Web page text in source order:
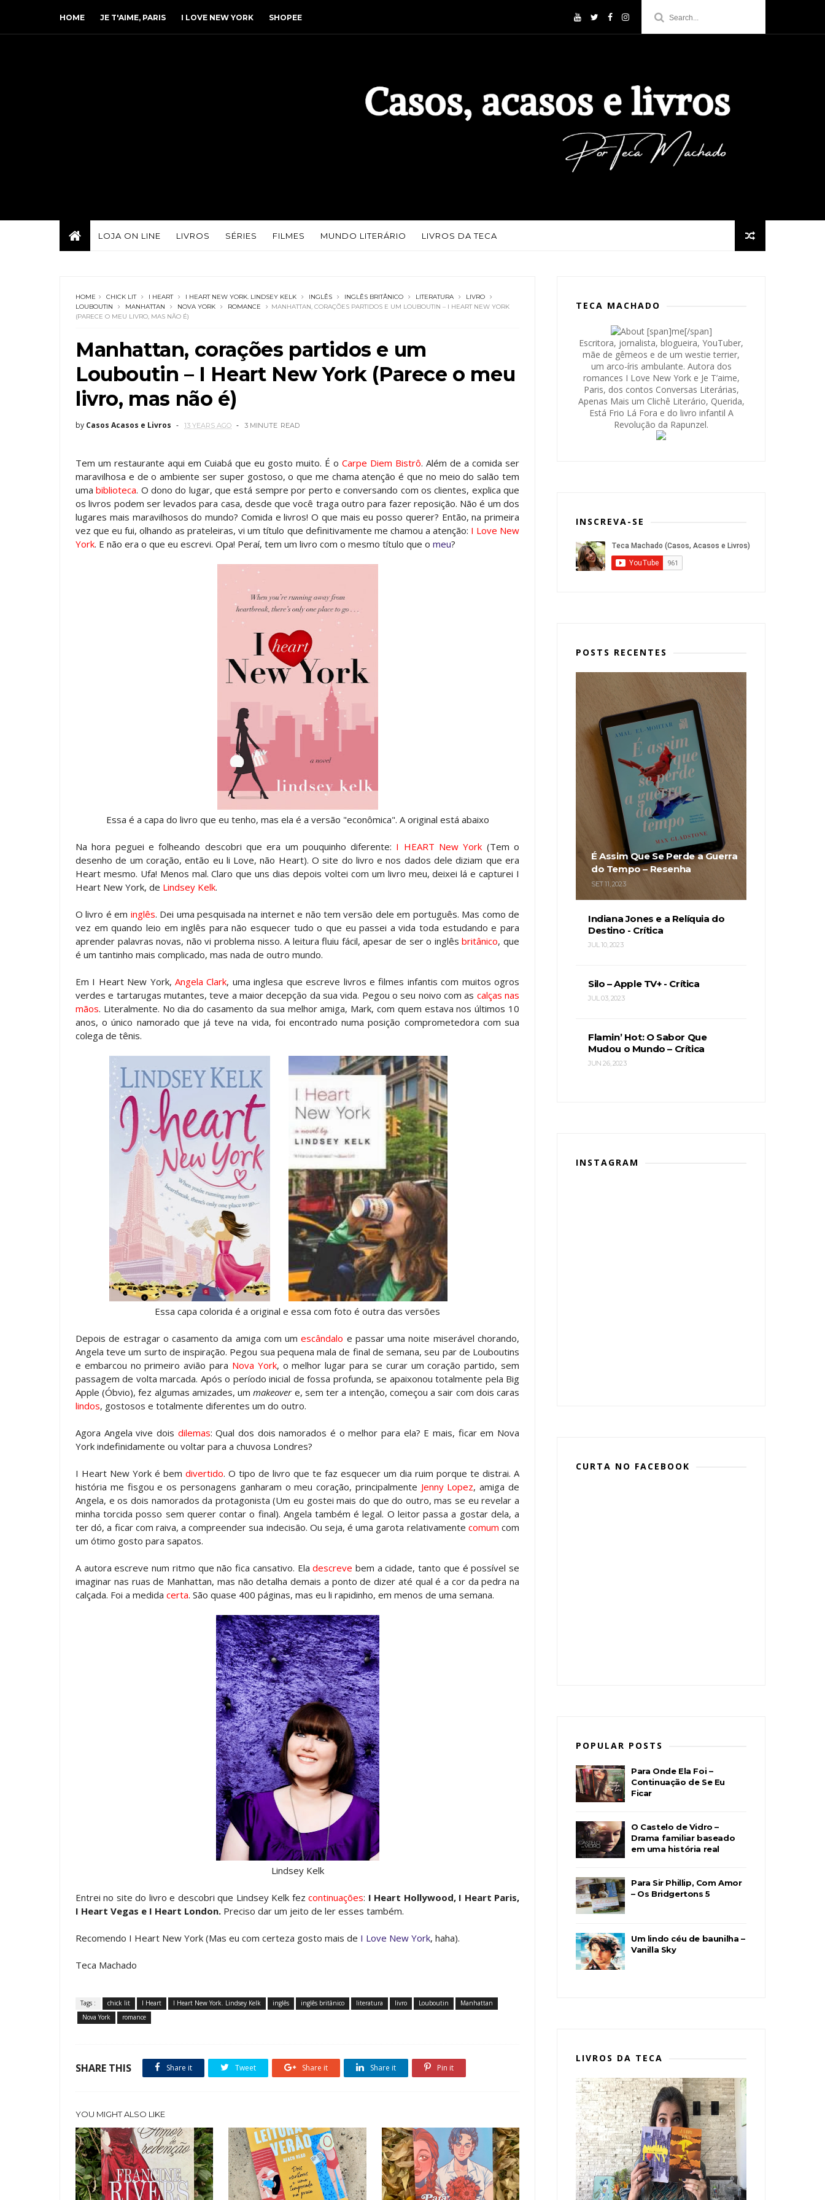
HOME JE T'AIME, PARIS I LOVE NEW YORK SHOPEE
LOJA ON LINE LIVROS SÉRIES FILMES MUNDO LITERÁRIO LIVROS DA TECA
HOME CHICK LIT I HEART I HEART NEW YORK. LINDSEY KELK INGLÊS INGLÊS BRITÂNICO LITERATURA
LIVRO
LOUBOUTIN
MANHATTAN NOVA YORK ROMANCE
MANHATTAN, CORAÇÕES PARTIDOS E UM LOUBOUTIN – I HEART NEW YORK
(PARECE O MEU LIVRO, MAS NÃO É)
Manhattan, corações partidos e um
Louboutin – I Heart New York (Parece o meu
livro, mas não é)
by Casos Acasos e Livros 13 YEARS AGO 3 MINUTE READ
Tem um restaurante aqui em Cuiabá que eu gosto muito. É o Carpe Diem Bistrô. Além de a comida ser
maravilhosa e de o ambiente ser super gostoso, o que me chama atenção é que no meio do salão tem
umabiblioteca. O dono do lugar, que está sempre por perto e conversando com os clientes, explica que
os livros podem ser levados para casa, desde que você traga outro para fazer reposição. Não é um dos
lugares mais maravilhosos do mundo? Comida e livros! O que mais eu posso querer? Então, na primeira
vez que eu fui, olhando as prateleiras, vi um título que definitivamente me chamou a atenção: I Love New
York. E não era o que eu escrevi. Opa! Peraí, tem um livro com o mesmo título que o meu?
Essa é a capa do livro que eu tenho, mas ela é a versão "econômica". A original está abaixo
Na hora peguei e folheando descobri que era um pouquinho diferente: I HEART New York (Tem o
desenho de um coração, então eu li Love, não Heart). O site do livro e nos dados dele diziam que era
Heart mesmo. Ufa! Menos mal. Claro que uns dias depois voltei com um livro meu, deixei lá e capturei I
Heart New York, de Lindsey Kelk.
O livro é em inglês. Dei uma pesquisada na internet e não tem versão dele em português. Mas como de
vez em quando leio em inglês para não esquecer tudo o que eu passei a vida toda estudando e para
aprender palavras novas, não vi problema nisso. A leitura fluiu fácil, apesar de ser o inglês britânico, que
é um tantinho mais complicado, mas nada de outro mundo.
Em I Heart New York,Angela Clark, uma inglesa que escreve livros e filmes infantis com muitos ogros
verdes e tartarugas mutantes, teve a maior decepção da sua vida. Pegou o seu noivo com as calças nas
mãos. Literalmente. No dia do casamento da sua melhor amiga, Mark, com quem estava nos últimos 10
anos, o único namorado que já teve na vida, foi encontrado numa posição comprometedora com sua
colega de tênis.
Essa capa colorida é a original e essa com foto é outra das versões
Depois de estragar o casamento da amiga com umescândalo e passar uma noite miserável chorando,
Angela teve um surto de inspiração. Pegou sua pequena mala de final de semana, seu par de Louboutins
e embarcou no primeiro avião para Nova York, o melhor lugar para se curar um coração partido, sem
passagem de volta marcada. Após o período inicial de fossa profunda, se apaixonou totalmente pela Big
Apple (Óbvio), fez algumas amizades, ummakeovere, sem ter a intenção, começou a sair com dois caras
lindos, gostosos e totalmente diferentes um do outro.
Agora Angela vive dois dilemas: Qual dos dois namorados é o melhor para ela? E mais, ficar em Nova
York indefinidamente ou voltar para a chuvosa Londres?
I Heart New York é bem divertido. O tipo de livro que te faz esquecer um dia ruim porque te distrai. A
história me fisgou e os personagens ganharam o meu coração, principalmente Jenny Lopez, amiga de
Angela, e os dois namorados da protagonista (Um eu gostei mais do que do outro, mas se eu revelar a
minha torcida posso sem querer contar o final). Angela também é legal. O leitor passa a gostar dela, a
ter dó, a ficar com raiva, a compreender sua indecisão. Ou seja, é uma garota relativamente comum com
um ótimo gosto para sapatos.
A autora escreve num ritmo que não fica cansativo. Eladescreve bem a cidade, tanto que é possível se
imaginar nas ruas de Manhattan, mas não detalha demais a ponto de dizer até qual é a cor da pedra na
calçada. Foi a medida certa. São quase 400 páginas, mas eu li rapidinho, em menos de uma semana.
Lindsey Kelk
Entrei no site do livro e descobri que Lindsey Kelk fezcontinuações: I Heart Hollywood, I Heart Paris,
I Heart Vegas e I Heart London. Preciso dar um jeito de ler esses também.
Recomendo I Heart New York (Mas eu com certeza gosto mais de I Love New York, haha).
Teca Machado
Tags : chick lit I Heart I Heart New York. Lindsey Kelk inglês inglês britânico literatura livro Louboutin
Manhattan
Nova York
romance
SHARE THIS Share it Tweet Share it Share it Pin it
YOU MIGHT ALSO LIKE
TECA MACHADO
Escritora, jornalista, blogueira, YouTuber,
mãe de gêmeos e de um westie terrier,
um arco-íris ambulante. Autora dos
romances I Love New York e Je T’aime,
Paris, dos contos Conversas Literárias,
Apenas Mais um Clichê Literário, Querida,
Está Frio Lá Fora e do livro infantil A
Revolução da Rapunzel.
INSCREVA-SE
POSTS RECENTES
É Assim Que Se Perde a Guerra
do Tempo – Resenha
SET 11, 2023
Indiana Jones e a Relíquia do
Destino - Crítica
JUL 10, 2023
Silo – Apple TV+ - Crítica
JUL 03, 2023
Flamin’ Hot: O Sabor Que
Mudou o Mundo – Crítica
JUN 26, 2023
INSTAGRAM
CURTA NO FACEBOOK
POPULAR POSTS
Para Onde Ela Foi –
Continuação de Se Eu
Ficar
O Castelo de Vidro –
Drama familiar baseado
em uma história real
Para Sir Phillip, Com Amor
– Os Bridgertons 5
Um lindo céu de baunilha –
Vanilla Sky
LIVROS DA TECA